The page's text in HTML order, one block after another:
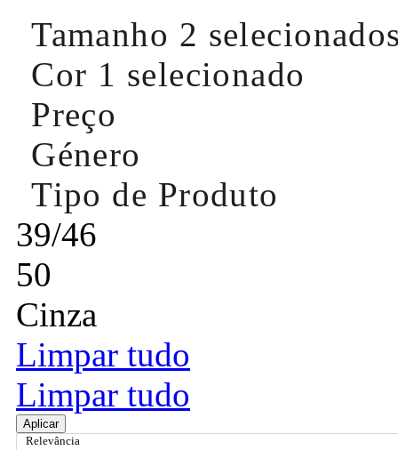
Tamanho 2
Cor 1 selecionado
Preço
Género
Tipo de Produto
39/46
50
Cinza
Limpar tudo
Limpar tudo
Aplicar
Relevância